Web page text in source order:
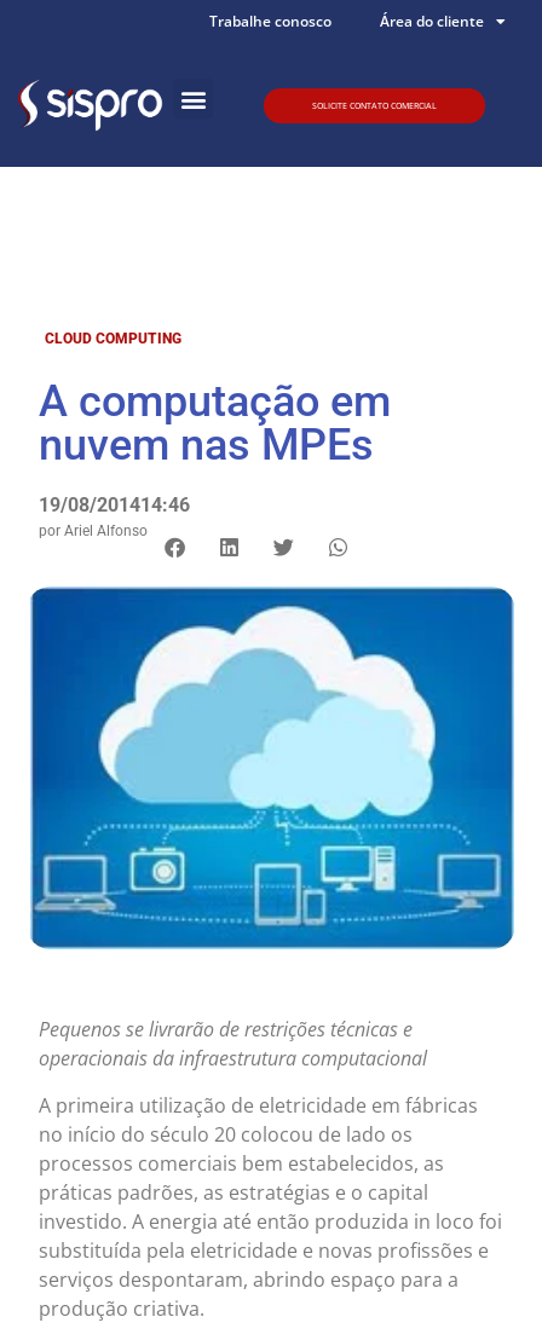
Trabalhe conosco Área do cliente
SOLICITE CONTATO COMERCIAL
CLOUD COMPUTING
A computação em
nuvem nas MPEs
19/08/201414:46
por Ariel Alfonso
Pequenos se livrarão de restrições técnicas e
operacionais da infraestrutura computacional
A primeira utilização de eletricidade em fábricas
no início do século 20 colocou de lado os
processos comerciais bem estabelecidos, as
práticas padrões, as estratégias e o capital
investido. A energia até então produzida in loco foi
substituída pela eletricidade e novas profissões e
serviços despontaram, abrindo espaço para a
produção criativa.